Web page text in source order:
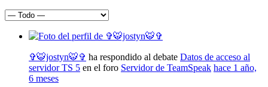
Mostrar:
✞🐯jostyn🐯✞ ha respondido al debate Datos de acceso al
servidor TS 5 en el foro Servidor de TeamSpeak hace 1 año,
6 meses